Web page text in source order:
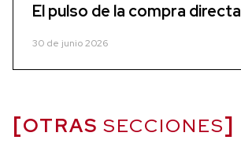
El pulso de la compra directa
30 de junio 2026
OTRAS SECCIONES